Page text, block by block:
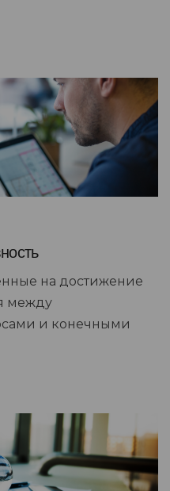
на достижение
между
и конечными